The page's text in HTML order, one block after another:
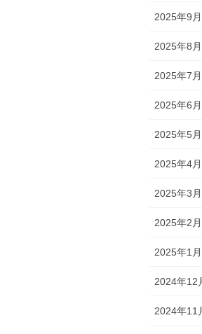
2025年9月
2025年8月
2025年7月
2025年6月
2025年5月
2025年4月
2025年3月
2025年2月
2025年1月
2024年12
2024年11